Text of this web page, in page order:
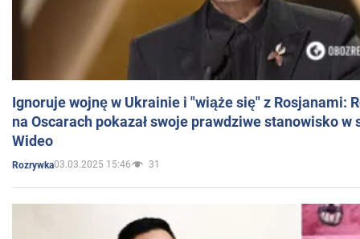
Ignoruje wojnę w Ukrainie i "wiąże się" z Rosjanami:
na Oscarach pokazał swoje prawdziwe stanowisko w
Wideo
Rozrywka03.03.2025 15:46 31